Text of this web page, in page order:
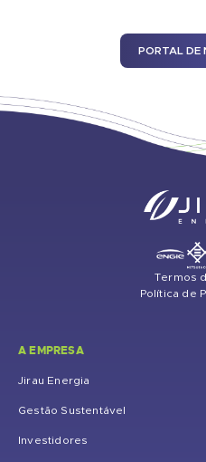
PORTAL DE
Termos
Política de
A EMPRESA
Jirau Energia
Gestão Sustentável
Investidores